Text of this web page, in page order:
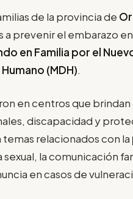
de la provincia de
a prevenir el embarazo
en Familia por el
(MDH).
en centros que
discapacidad y
relacionados con la
sexual, la comunicación
en casos de